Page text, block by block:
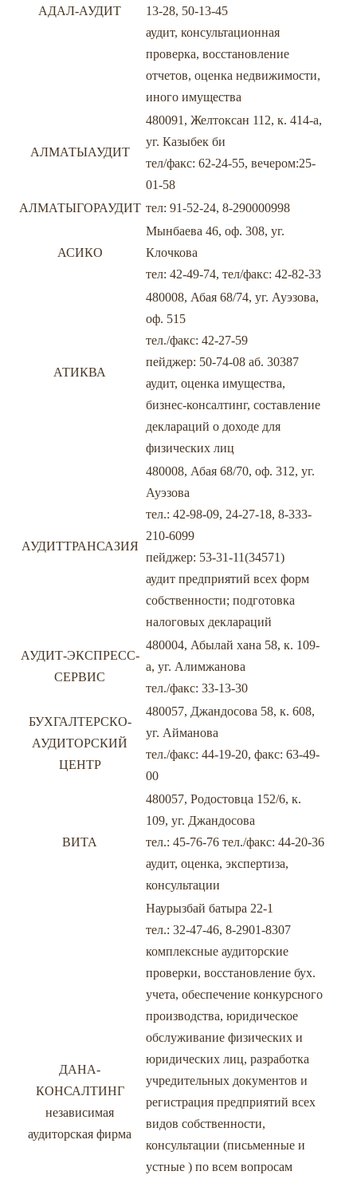
АДАЛ-АУДИТ
13-28, 50-13-45
аудит, консультационная
проверка, восстановление
отчетов, оценка недвижимости,
иного имущества
АЛМАТЫАУДИТ
480091, Желтоксан 112, к. 414-а,
уг. Казыбек би
тел/факс: 62-24-55, вечером:25-
01-58
АЛМАТЫГОРАУДИТ тел: 91-52-24, 8-290000998
АСИКО
Мынбаева 46, оф. 308, уг.
Клочкова
тел: 42-49-74, тел/факс: 42-82-33
АТИКВА
480008, Абая 68/74, уг. Ауэзова,
оф. 515
тел./факс: 42-27-59
пейджер: 50-74-08 aб. 30387
аудит, оценка имущества,
бизнес-консалтинг, составление
деклараций о доходе для
физических лиц
АУДИТТРАНСАЗИЯ
480008, Абая 68/70, оф. 312, уг.
Ауэзова
тел.: 42-98-09, 24-27-18, 8-333-
210-6099
пейджер: 53-31-11(34571)
аудит предприятий всех форм
собственности; подготовка
налоговых деклараций
АУДИТ-ЭКСПРЕСС-
СЕРВИС
480004, Абылай хана 58, к. 109-
а, уг. Алимжанова
тел./факс: 33-13-30
БУХГАЛТЕРСКО-
АУДИТОРСКИЙ
ЦЕНТР
480057, Джандосова 58, к. 608,
уг. Айманова
тел./факс: 44-19-20, факс: 63-49-
00
ВИТА
480057, Родостовца 152/6, к.
109, уг. Джандосова
тел.: 45-76-76 тел./факс: 44-20-36
аудит, оценка, экспертиза,
консультации
ДАНА-
КОНСАЛТИНГ
независимая
аудиторская фирма
Наурызбай батыра 22-1
тел.: 32-47-46, 8-2901-8307
комплексные аудиторские
проверки, восстановление бух.
учета, обеспечение конкурсного
производства, юридическое
обслуживание физических и
юридических лиц, разработка
учредительных документов и
регистрация предприятий всех
видов собственности,
консультации (письменные и
устные ) по всем вопросам